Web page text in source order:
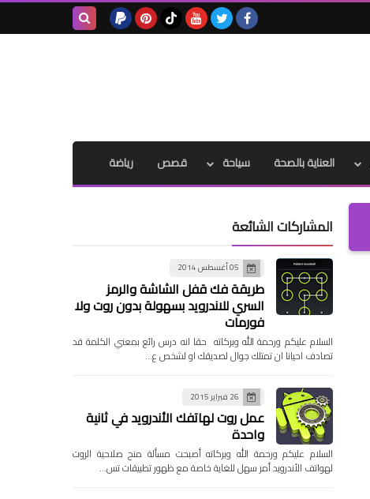
العناية بالصحة سياحة قصص رياضة
المشاركات الشائعة
05 أغسطس 2014
طريقة فك قفل الشاشة والرمز
السري للاندرويد بسهولة بدون روت ولا
فورمات
السلام عليكم ورحمة الله وبركاته حقا انه درس رائع بمعني الكلمة قد
تصادف احيانا ان تمتلك جوال لصديقك او لشخص ع…
26 فبراير 2015
عمل روت لهاتفك الأندرويد في ثانية
واحدة
السلام عليكم ورحمة الله وبركاته أصبحت مسألة منح صلاحية الروت
لهواتف الأندرويد أمر سهل للغاية خاصة مع ظهور تطبيقات تس…